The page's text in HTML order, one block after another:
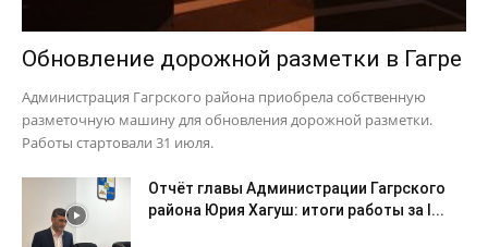
Обновление дорожной разметки в Гагре
Администрация Гагрского района приобрела собственную
разметочную машину для обновления дорожной разметки.
Работы стартовали 31 июля.
Отчёт главы Администрации Гагрского
района Юрия Хагуш: итоги работы за I...